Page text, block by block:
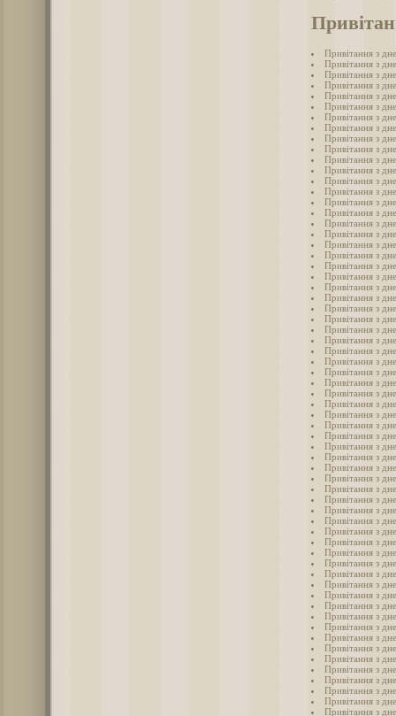
Привітання з
Привітання з
Привітання з
Привітання з
Привітання з
Привітання з
Привітання з
Привітання з
Привітання з
Привітання з
Привітання з
Привітання з
Привітання з
Привітання з
Привітання з
Привітання з
Привітання з
Привітання з
Привітання з
Привітання з
Привітання з
Привітання з
Привітання з
Привітання з
Привітання з
Привітання з
Привітання з
Привітання з
Привітання з
Привітання з
Привітання з
Привітання з
Привітання з
Привітання з
Привітання з
Привітання з
Привітання з
Привітання з
Привітання з
Привітання з
Привітання з
Привітання з
Привітання з
Привітання з
Привітання з
Привітання з
Привітання з
Привітання з
Привітання з
Привітання з
Привітання з
Привітання з
Привітання з
Привітання з
Привітання з
Привітання з
Привітання з
Привітання з
Привітання з
Привітання з
Привітання з
Привітання з
Привітання з